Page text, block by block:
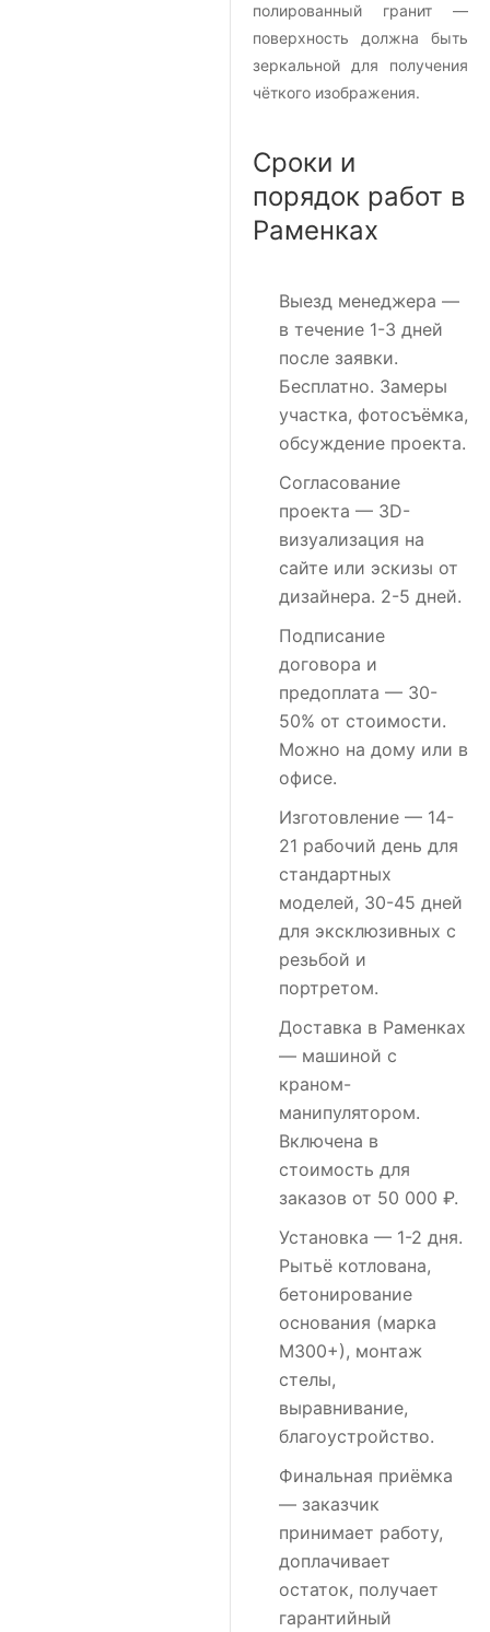
полированный гранит —
поверхность должна быть
зеркальной для получения
чёткого изображения.
Сроки и
порядок работ в
Раменках
Выезд менеджера —
в течение 1-3 дней
после заявки.
Бесплатно. Замеры
участка, фотосъёмка,
обсуждение проекта.
Согласование
проекта — 3D-
визуализация на
сайте или эскизы от
дизайнера. 2-5 дней.
Подписание
договора и
предоплата — 30-
50% от стоимости.
Можно на дому или в
офисе.
Изготовление — 14-
21 рабочий день для
стандартных
моделей, 30-45 дней
для эксклюзивных с
резьбой и
портретом.
Доставка в Раменках
— машиной с
краном-
манипулятором.
Включена в
стоимость для
заказов от 50 000 ₽.
Установка — 1-2 дня.
Рытьё котлована,
бетонирование
основания (марка
М300+), монтаж
стелы,
выравнивание,
благоустройство.
Финальная приёмка
— заказчик
принимает работу,
доплачивает
остаток, получает
гарантийный